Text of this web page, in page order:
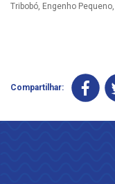
Tribobó, Engenho
Compartilhar: